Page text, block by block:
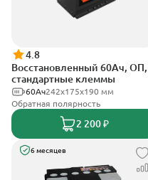
4.8
Восстановленный 60Ач, ОП,
стандартные клеммы
242х175х190 мм
60Ач
Обратная полярность
2 200 ₽
6 месяцев